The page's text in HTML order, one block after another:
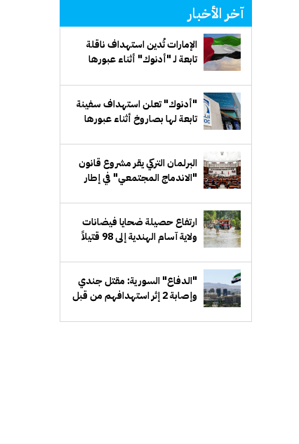
آخر الأخبار
الإمارات تُدين استهداف ناقلة
تابعة لـ "أدنوك" أثناء عبورها
"أدنوك" تعلن استهداف سفينة
تابعة لها بصاروخ أثناء عبورها
البرلمان التركي يقر مشروع قانون
"الاندماج المجتمعي" في إطار
ارتفاع حصيلة ضحايا فيضانات
ولاية آسام الهندية إلى 98 قتيلاً
"الدفاع" السورية: مقتل جندي
وإصابة 2 إثر استهدافهم من قبل